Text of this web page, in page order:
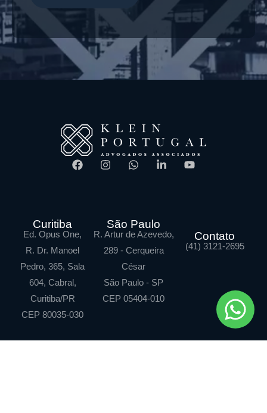
Curitiba
Ed. Opus One,
R. Dr. Manoel
Pedro, 365, Sala
604, Cabral,
Curitiba/PR
CEP 80035-030
São Paulo
R. Artur de Azevedo,
289 - Cerqueira
César
São Paulo - SP
CEP 05404-010
Contato
(41) 3121-2695